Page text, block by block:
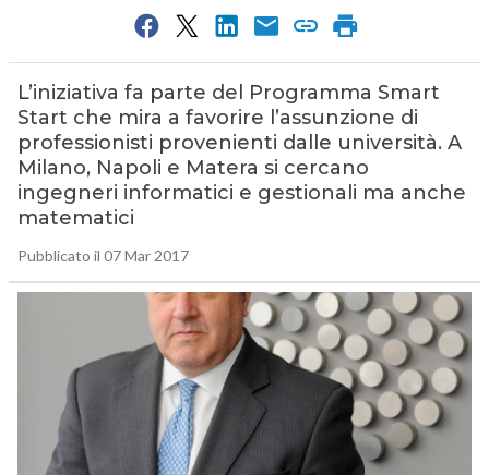
L’iniziativa fa parte del Programma Smart
Start che mira a favorire l’assunzione di
professionisti provenienti dalle università. A
Milano, Napoli e Matera si cercano
ingegneri informatici e gestionali ma anche
matematici
Pubblicato il 07 Mar 2017